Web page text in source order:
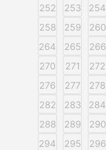
252
253 254
258
259 260
264
265 266
270
271 272
276
277 278
282
283 284
288
289 290
294
295 296